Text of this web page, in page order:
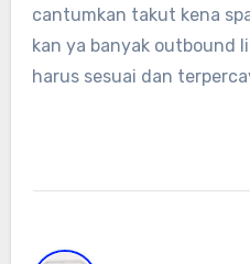
cantumkan takut kena
kan ya banyak outbound
harus sesuai dan